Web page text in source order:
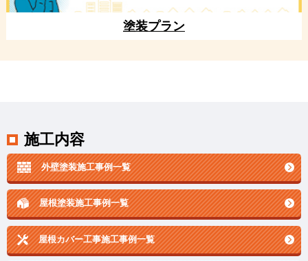
塗装プラン
施工内容
外壁塗装施工事例一覧
屋根塗装施工事例一覧
屋根カバー工事施工事例一覧